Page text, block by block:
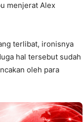
menjerat Alex
terlibat, ironisnya
hal tersebut sudah
oleh para